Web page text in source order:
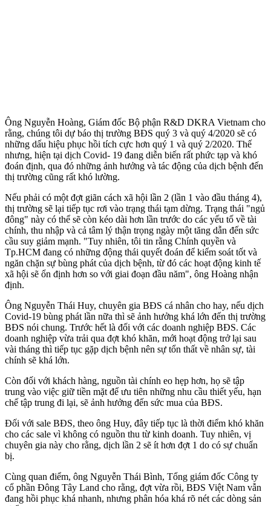
Ông Nguyễn Hoàng, Giám đốc Bộ phận R&D DKRA Vietnam cho
rằng, chúng tôi dự báo thị trường BĐS quý 3 và quý 4/2020 sẽ có
những dấu hiệu phục hồi tích cực hơn quý 1 và quý 2/2020. Thế
nhưng, hiện tại dịch Covid- 19 đang diễn biến rất phức tạp và khó
đoán định, qua đó những ảnh hưởng và tác động của dịch bệnh đến
thị trường cũng rất khó lường.
Nếu phải có một đợt giãn cách xã hội lần 2 (lần 1 vào đầu tháng 4),
thị trường sẽ lại tiếp tục rơi vào trạng thái tạm dừng. Trạng thái "ngủ
đông" này có thể sẽ còn kéo dài hơn lần trước do các yếu tố về tài
chính, thu nhập và cả tâm lý thận trọng ngày một tăng dẫn đến sức
cầu suy giảm mạnh. "Tuy nhiên, tôi tin rằng Chính quyền và
Tp.HCM đang có những động thái quyết đoán để kiểm soát tốt và
ngăn chặn sự bùng phát của dịch bệnh, từ đó các hoạt động kinh tế
xã hội sẽ ổn định hơn so với giai đoạn đầu năm", ông Hoàng nhận
định.
Ông Nguyễn Thái Huy, chuyên gia BĐS cá nhân cho hay, nếu dịch
Covid-19 bùng phát lần nữa thì sẽ ảnh hưởng khá lớn đến thị trường
BĐS nói chung. Trước hết là đối với các doanh nghiệp BĐS. Các
doanh nghiệp vừa trải qua đợt khó khăn, mới hoạt động trở lại sau
vài tháng thì tiếp tục gặp dịch bệnh nên sự tổn thất về nhân sự, tài
chính sẽ khá lớn.
Còn đối với khách hàng, nguồn tài chính eo hẹp hơn, họ sẽ tập
trung vào việc giữ tiền mặt để ưu tiên những nhu cầu thiết yếu, hạn
chế tập trung đi lại, sẽ ảnh hưởng đến sức mua của BĐS.
Đối với sale BĐS, theo ông Huy, đây tiếp tục là thời điểm khó khăn
cho các sale vì không có nguồn thu từ kinh doanh. Tuy nhiên, vị
chuyên gia này cho rằng, dịch lần 2 sẽ ít hơn đợt 1 do có sự chuẩn
bị.
Cùng quan điểm, ông Nguyễn Thái Bình, Tổng giám đốc Công ty
cổ phần Đông Tây Land cho rằng, đợt vừa rồi, BĐS Việt Nam vẫn
đang hồi phục khá nhanh, nhưng phân hóa khá rõ nét các dòng sản